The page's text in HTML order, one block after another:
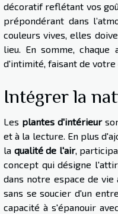
décoratif reflétant vos
prépondérant dans
couleurs vives, elles
lieu. En somme,
d'intimité, faisant de
Intégrer la
Les plantes d'intérieur
et à la lecture. En plus
la qualité de l'air,
concept qui désigne
dans notre espace de
sans se soucier d'un
capacité à s'épanouir